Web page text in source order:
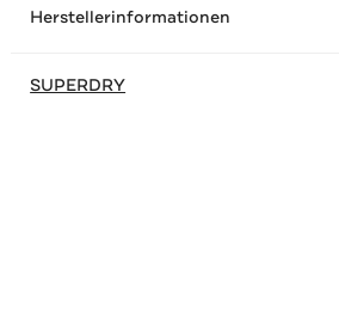
Herstellerinformationen
SUPERDRY